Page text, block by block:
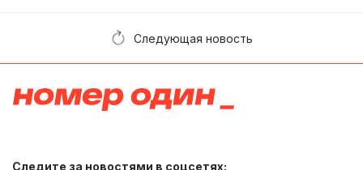
Следующая новость
Следите за новостями в соцсетях: